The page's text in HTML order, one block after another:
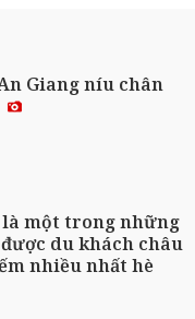
Giang níu chân
là một trong những
du khách châu
nhiều nhất hè